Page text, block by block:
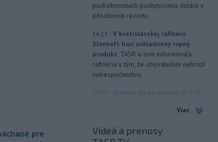
pre
podrobnostiach poskytovania dotácií v
pôsobnosti rezortu.
14:17 - V bratislavskej rafinérii
Slovnaft horí uskladnený ropný
produkt. TASR o tom informovala
rafinéria s tým, že obyvateľom nehrozí
nebezpečenstvo.
13:50
Jedným zo zdravotných rizík
hluku. Je preto dobré držať sa
chrániče sluchu či dodržiavať
Viac
Videá a prenosy